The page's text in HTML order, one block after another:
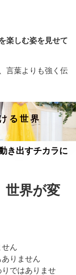
楽しむ姿を見せて
言葉よりも強く伝
る世界
き出すチカラに
世界が変
ん
りません
ではありませ